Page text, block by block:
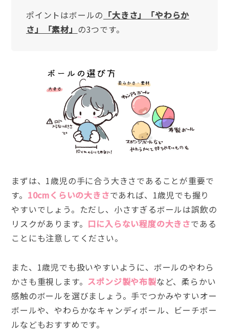
ポイントはボールの 「大きさ」「やわらか
さ」「素材」 の3つです。
まずは、1歳児の手に合う大きさであることが重要で
す。 10cmくらいの大きさであれば、1歳児でも握り
やすいでしょう。ただし、小さすぎるボールは誤飲の
リスクがあります。 口に入らない程度の大きさである
ことにも注意してください。
また、1歳児でも扱いやすいように、ボールのやわら
かさも重視します。 スポンジ製や布製など、柔らかい
感触のボールを選びましょう。手でつかみやすいオー
ボールや、やわらかなキャンディボール、ビーチボー
ルなどもおすすめです。